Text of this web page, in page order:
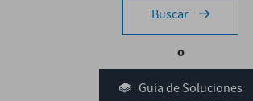
Buscar
o
Guía de Soluciones